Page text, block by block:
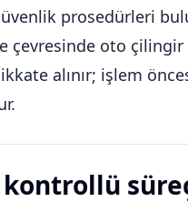
prosedürleri
çevresinde oto
alınır; işlem